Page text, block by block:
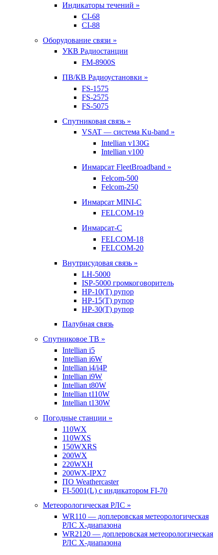
Индикаторы течений »
CI-68
CI-88
Оборудование связи »
УКВ Радиостанции
FM-8900S
ПВ/КВ Радиоустановки »
FS-1575
FS-2575
FS-5075
Спутниковая связь »
VSAT — система Ku-band »
Intellian v130G
Intellian v100
Инмарсат FleetBroadband »
Felcom-500
Felcom-250
Инмарсат MINI-C
FELCOM-19
Инмарсат-С
FELCOM-18
FELCOM-20
Внутрисудовая связь »
LH-5000
ISP-5000 громкоговоритель
HP-10(T) рупор
HP-15(T) рупор
HP-30(T) рупор
Палубная связь
Спутниковое ТВ »
Intellian i5
Intellian i6W
Intellian i4/i4P
Intellian i9W
Intellian t80W
Intellian t110W
Intellian t130W
Погодные станции »
110WX
110WXS
150WXRS
200WX
220WXH
200WX-IPX7
ПО Weathercaster
FI-5001(L) с индикатором FI-70
Метеорологическая РЛС »
WR110 — доплеровская метеорологическая
РЛС X-диапазона
WR2120 — доплеровская метеорологическая
РЛС X-диапазона